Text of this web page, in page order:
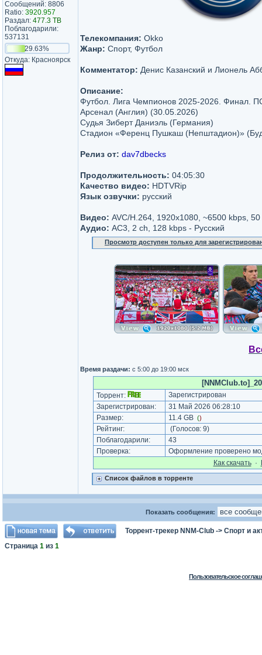
Сообщений: 8806
Ratio: 3920.957
Раздал: 477.3 TB
Поблагодарили:
537131
29.63%
Откуда: Красноярск
Телекомпания: Okko
Жанр: Спорт, Футбол
Комментатор: Денис Казанский и Лионель
Описание:
Футбол. Лига Чемпионов 2025-2026. Финал.
Арсенал (Англия) (30.05.2026)
Судья Зиберт Даниэль (Германия)
Стадион «Ференц Пушкаш (Непштадион)»
Релиз от: dav7dbecks
Продолжительность: 04:05:30
Качество видео: HDTVRip
Язык озвучки: русский
Видео: AVC/H.264, 1920x1080, ~6500 kbps, 50
Аудио: AC3, 2 ch, 128 kbps - Русский
Просмотр доступен только для
Время раздачи: с 5:00 до 19:00 мск
Торрент:
Зарегистрирован
Зарегистрирован:
31 Май 2026 06:28:10
Размер:
11.4 GB ()
Рейтинг: (Голосов: 9)
Поблагодарили:
43
Проверка:
Оформление проверено
Как cкачать·
Список файлов в торренте
Показать сообщения:
Торрент-трекер NNM-Club -> Спорт и
Страница 1 из 1
Пользовательское